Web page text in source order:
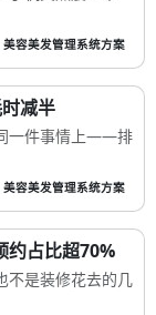
美容美发管理系统方案
减半
一件事情上——排
美容美发管理系统方案
约占比超70%
不是装修花去的几